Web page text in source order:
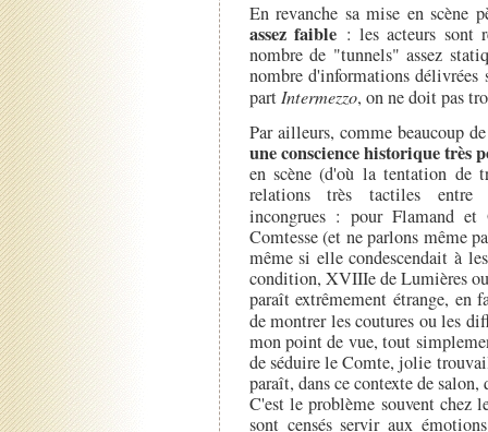
En revanche sa mise en scène
assez faible : les acteurs sont
nombre de "tunnels" assez
nombre d'informations
partIntermezzo, on ne doit pas
Par ailleurs, comme beaucoup
une conscience historique très
en scène (d'où la tentation de
relations très tactiles entre
incongrues : pour Flamand
Comtesse (et ne parlons même
même si elle condescendait à
condition, XVIIIe de Lumières
paraît extrêmement étrange, en
de montrer les coutures ou les
mon point de vue, tout
de séduire le Comte, jolie
paraît, dans ce contexte de salon,
C'est le problème souvent chez
sont censés servir aux